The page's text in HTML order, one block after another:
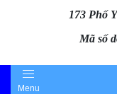
173 Phố
Mã số
Menu